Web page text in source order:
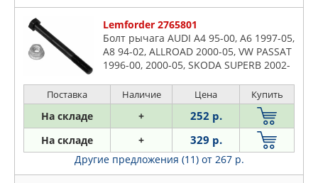
Lemforder 2765801
Болт рычага AUDI A4 95-00, A6 1997-05,
A8 94-02, ALLROAD 2000-05, VW PASSAT
1996-00, 2000-05, SKODA SUPERB 2002-
Поставка Наличие Цена Купить
На складе + 252 р.
На складе + 329 р.
Другие предложения (11) от 267 р.